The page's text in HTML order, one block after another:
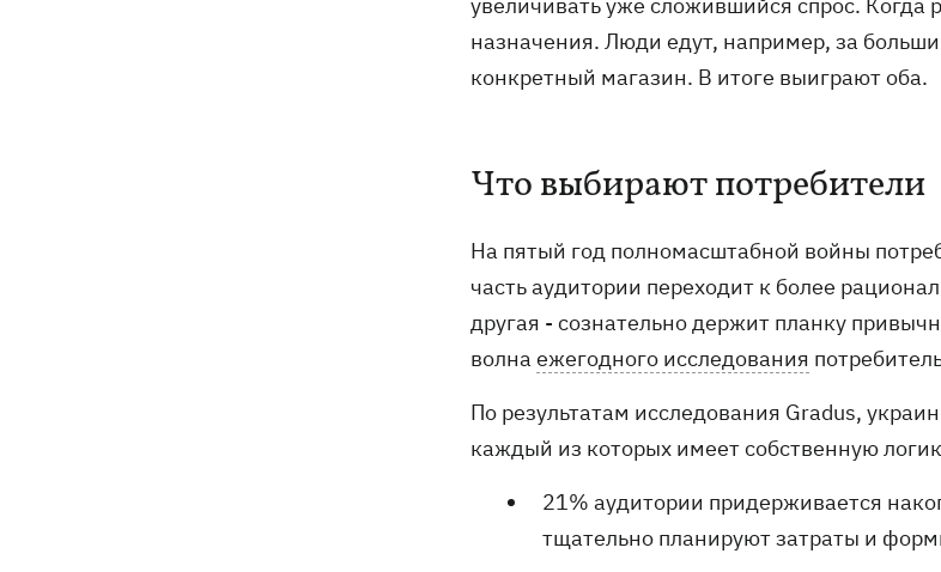
увеличивать уже сложившийся спрос. Когда
назначения. Люди едут, например, за
конкретный магазин. В итоге выиграют оба.
Что выбирают потребители
На пятый год полномасштабной войны
часть аудитории переходит к более
другая - сознательно держит планку
волна ежегодного исследования
По результатам исследования Gradus,
каждый из которых имеет собственную
21% аудитории придерживается
тщательно планируют затраты и